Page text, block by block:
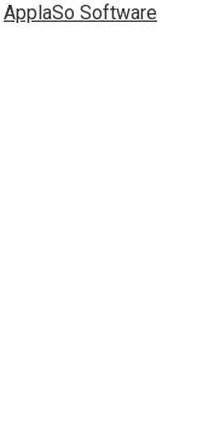
ApplaSo Software